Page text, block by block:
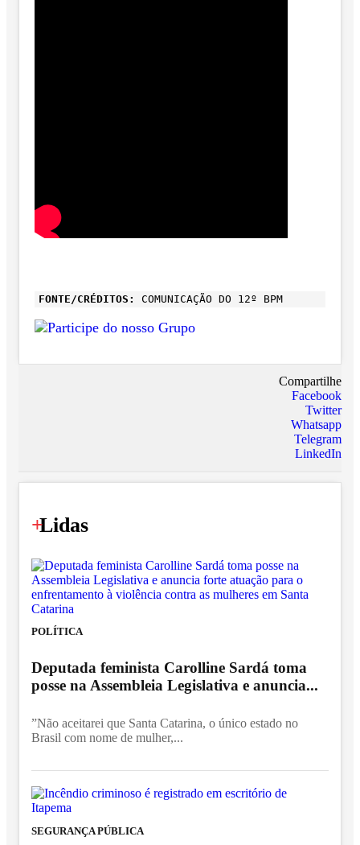
FONTE/CRÉDITOS: COMUNICAÇÃO DO 12º BPM
Compartilhe
Facebook
Twitter
Whatsapp
Telegram
LinkedIn
+
Lidas
POLÍTICA
Deputada feminista Carolline Sardá toma
posse na Assembleia Legislativa e anuncia...
”Não aceitarei que Santa Catarina, o único estado no
Brasil com nome de mulher,...
SEGURANÇA PÚBLICA